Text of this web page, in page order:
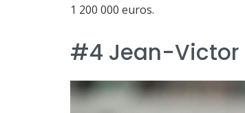
1 200 000 euros.
#4 Jean-Victor